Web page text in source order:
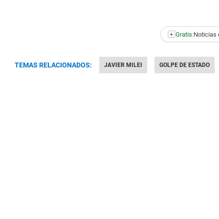
+ Gratis:Noticias
TEMAS RELACIONADOS: JAVIER MILEI GOLPE DE ESTADO